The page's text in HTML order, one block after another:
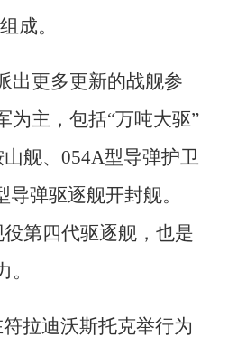
成。
出更多更新的战舰参
为主，包括“万吨大驱”
舰、054A型导弹护卫
弹驱逐舰开封舰。
第四代驱逐舰，也是
拉迪沃斯托克举行为